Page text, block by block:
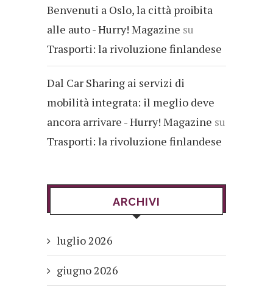
Benvenuti a Oslo, la città proibita
alle auto - Hurry! Magazine su
Trasporti: la rivoluzione finlandese
Dal Car Sharing ai servizi di
mobilità integrata: il meglio deve
ancora arrivare - Hurry! Magazine su
Trasporti: la rivoluzione finlandese
ARCHIVI
luglio 2026
giugno 2026